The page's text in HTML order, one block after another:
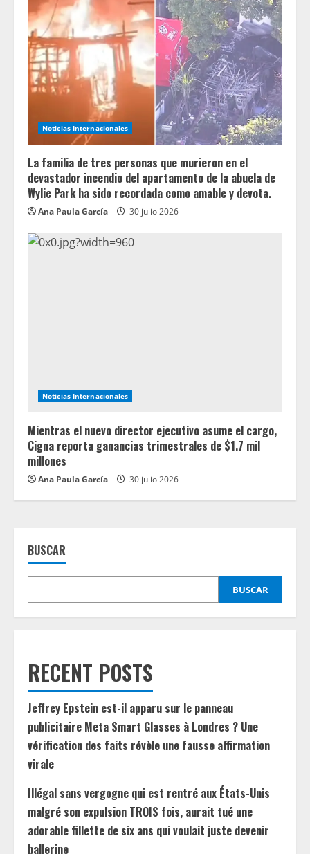
Noticias Internacionales
La familia de tres personas que murieron en el
devastador incendio del apartamento de la abuela de
Wylie Park ha sido recordada como amable y devota.
Ana Paula García 30 julio 2026
Noticias Internacionales
Mientras el nuevo director ejecutivo asume el cargo,
Cigna reporta ganancias trimestrales de $1.7 mil
millones
Ana Paula García 30 julio 2026
BUSCAR
BUSCAR
RECENT POSTS
Jeffrey Epstein est-il apparu sur le panneau
publicitaire Meta Smart Glasses à Londres ? Une
vérification des faits révèle une fausse affirmation
virale
Illégal sans vergogne qui est rentré aux États-Unis
malgré son expulsion TROIS fois, aurait tué une
adorable fillette de six ans qui voulait juste devenir
ballerine